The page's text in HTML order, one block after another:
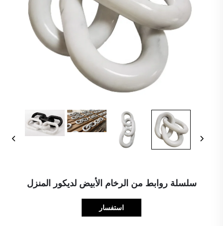
سلسلة روابط من الرخام الأبيض لديكور المنزل
استفسار